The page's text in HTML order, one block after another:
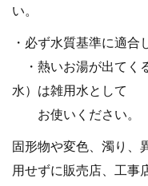
い。
・必ず水質基準に適合
・熱いお湯が出てく
水）は雑用水として
お使いください。
固形物や変色、濁り、
用せずに販売店、工事